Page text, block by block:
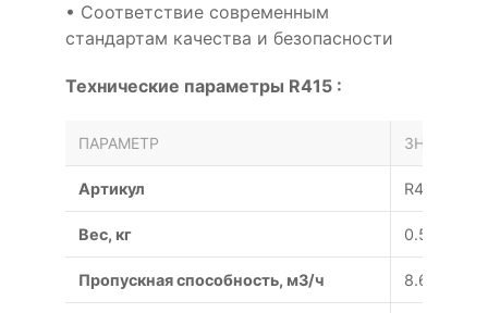
• Соответствие современным
стандартам качества и безопасности
Технические параметры R415 :
ПАРАМЕТР ЗНАЧЕНИЕ
Артикул R415
Вес, кг 0.5
Пропускная способность, м3/ч 8.6